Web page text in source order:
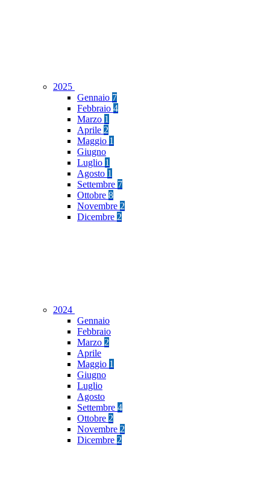
2025
Gennaio 7
Febbraio 4
Marzo 1
Aprile 2
Maggio 1
Giugno
Luglio 1
Agosto 1
Settembre 7
Ottobre 8
Novembre 2
Dicembre 2
2024
Gennaio
Febbraio
Marzo 2
Aprile
Maggio 1
Giugno
Luglio
Agosto
Settembre 4
Ottobre 2
Novembre 2
Dicembre 2